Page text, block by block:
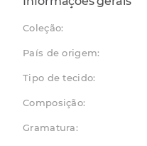
Coleção:
País de origem:
Tipo de tecido:
Composição:
Gramatura: